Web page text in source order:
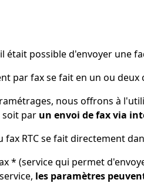
était possible d'envoyer une
par fax se fait en un ou deux
nous offrons à
soit par un envoi de fax via
fax RTC se fait directement
* (service qui permet
les paramètres